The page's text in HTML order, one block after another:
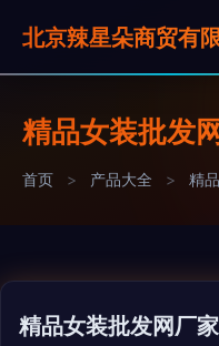
精品女装批发
首页 > 产品大全 > 精
精品女装批发网厂